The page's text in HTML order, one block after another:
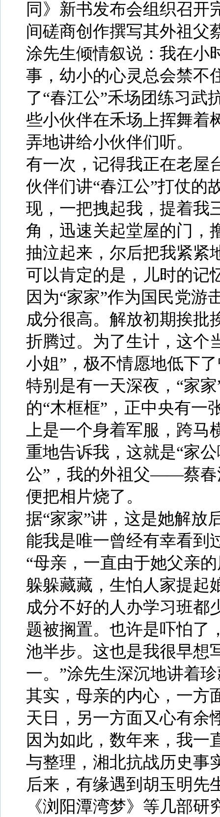
同》新书发布会组织召开
间磋商创作撰写其外祖父
涂先生倾情叙说：我在小
事，幼小的心灵总会禁不
了“春江公”禾场团练习武
些小伙伴在禾场上挥舞着
弄地讲给小伙伴们听。
有一次，记得我正在老屋
伙伴们讲“春江公”打仗的
现，一把拽起我，提着我
角，迅速关起堂屋的门，
抽泣起来，尔后把我紧
可以肯定的是，儿时的记
因为“家家”作为国民党游
成分很高。解放初期挨
折腾过。为了生计，这个
小姐”，极不情愿地低下
特别是有一天深夜，“家
的“木框框”，正中央有一
上是一个身着军服，跨
重地告诉我，这就是“家
公”，我的外祖父――蔡春
便把相片烧了。
据“家家”讲，这是她解放
能我是唯一曾经有幸看到
“母亲，一直由于她父亲
躲躲藏藏，生怕人家提起
成分不好的人办学习班都
题被搁置。也许是吓怕了
池半步。这也是我很早想
一。”涂先生深沉地讲着
其实，母亲的内心，一方
天日，另一方面又心有余
因为如此，数年来，我一
与整理，湘北抗战历史事
后来，有缘遇到胡玉明先
《浏阳潭湾梦》等几部